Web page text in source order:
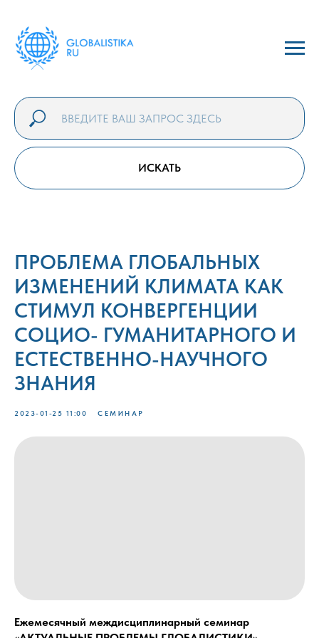
ИСКАТЬ
ПРОБЛЕМА ГЛОБАЛЬНЫХ
ИЗМЕНЕНИЙ КЛИМАТА КАК
СТИМУЛ КОНВЕРГЕНЦИИ
СОЦИО- ГУМАНИТАРНОГО И
ЕСТЕСТВЕННО-НАУЧНОГО
ЗНАНИЯ
2023-01-25 11:00 СЕМИНАР
Ежемесячный междисциплинарный семинар